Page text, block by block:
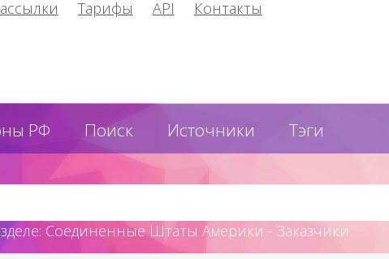
Тарифы API
Контакты
РФ Поиск Источники Тэги
Соединенные Штаты Америки - Заказчики